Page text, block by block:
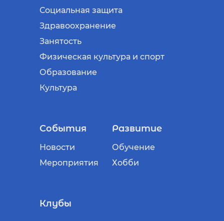
Социальная защита
Здравоохранение
Занятость
Физическая культура и спорт
Образование
Культура
События
Новости
Мероприятия
Развитие
Обучение
Хобби
Клубы